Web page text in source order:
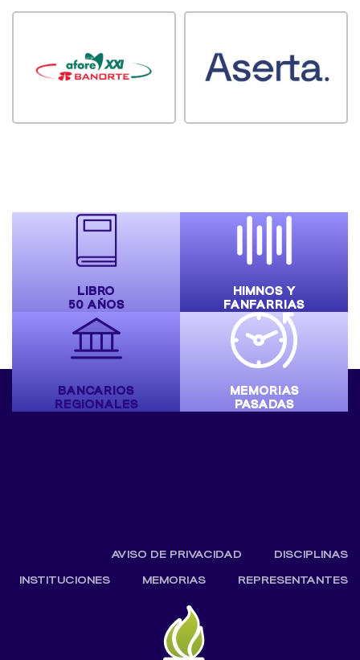
LIBRO
50 AÑOS
HIMNOS Y
FANFARRIAS
BANCARIOS
REGIONALES
MEMORIAS
PASADAS
AVISO DE PRIVACIDAD
DISCIPLINAS
INSTITUCIONES
MEMORIAS REPRESENTANTES